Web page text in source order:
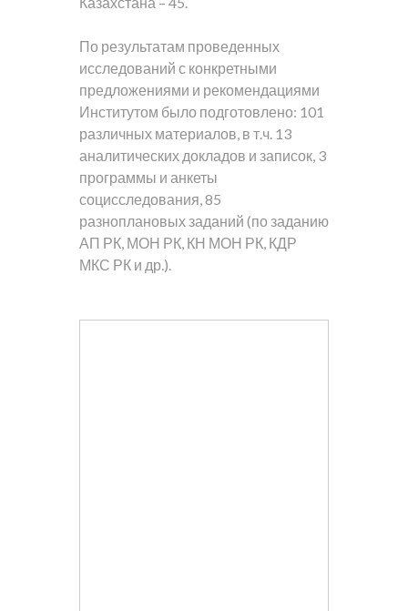
По результатам проведенных
исследований с конкретными
предложениями и рекомендациями
Институтом было подготовлено: 101
различных материалов, в т.ч. 13
аналитических докладов и записок, 3
программы и анкеты
социсследования, 85
разноплановых заданий (по заданию
АП РК, МОН РК, КН МОН РК, КДР
МКС РК и др.).